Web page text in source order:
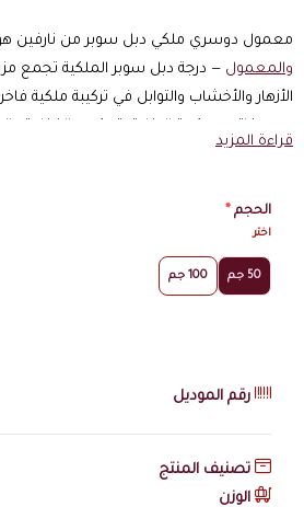
معمول دوسري ملكي دبل سوبر من نارفين
والمعمول — درجة دبل سوبر الملكية تجمع
الأزهار والأخشاب والتوابل في تركيبة ملكية
مواصفات معمول دوسري ملكي
النوع:
معمول دوسري ملكي فاخر
الطابع العطري
مزيج ملكي من الأزهار الفاخرة
نفحات أخشاب دافئة ومتوازنة
لمسات توابل شرقية أصيلة
قراءة المزيد
الحجم *
اختر
50 جم 100 جم
رقم الموديل
تصنيف المنتج
الوزن